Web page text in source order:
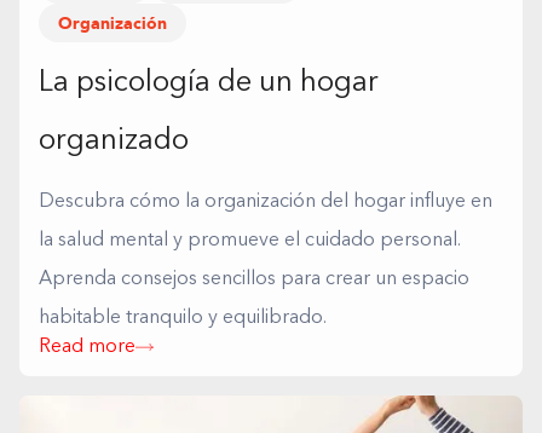
Organización
La psicología de un hogar
organizado
Descubra cómo la organización del hogar influye en
la salud mental y promueve el cuidado personal.
Aprenda consejos sencillos para crear un espacio
habitable tranquilo y equilibrado.
Read more